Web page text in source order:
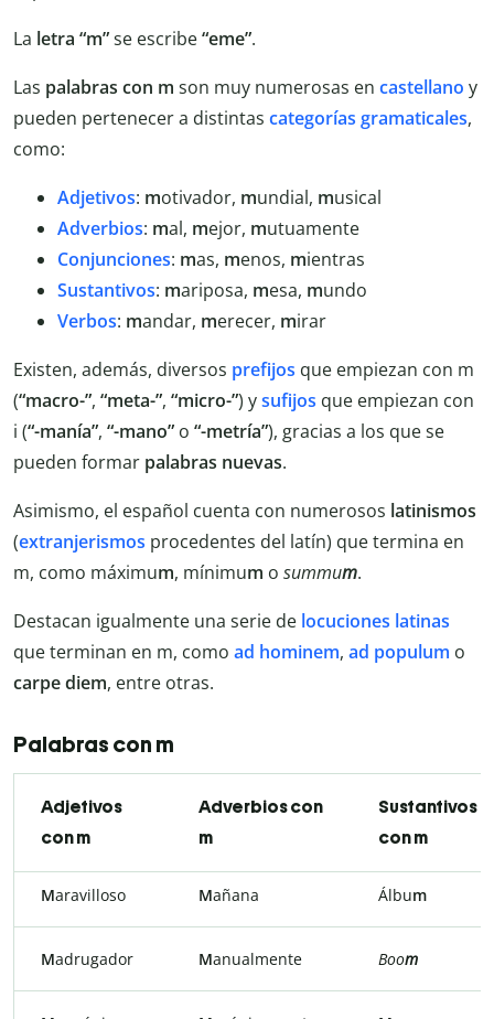
La letra “m”se escribe“eme”.
Las palabras con m son muy numerosas en castellano y
pueden pertenecer a distintas categorías gramaticales,
como:
Adjetivos: motivador, mundial, musical
Adverbios: mal, mejor, mutuamente
Conjunciones: mas, menos, mientras
Sustantivos: mariposa, mesa, mundo
Verbos: mandar, merecer, mirar
Existen, además, diversos prefijos que empiezan con m
(“macro-”, “meta-”, “micro-”) ysufijos que empiezan con
i (“-manía”, “-mano” o “-metría”), gracias a los que se
pueden formar palabras nuevas.
Asimismo, el español cuenta con numerosos latinismos
(extranjerismos procedentes del latín) que termina en
m, como máximum, mínimum o summum.
Destacan igualmente una serie de locuciones latinas
que terminan en m, como ad hominem, ad populum o
carpe diem, entre otras.
Palabras con m
Adjetivos
con m
Adverbios con
m
Sustantivos
con m
Maravilloso Mañana Álbum
Madrugador Manualmente Boom